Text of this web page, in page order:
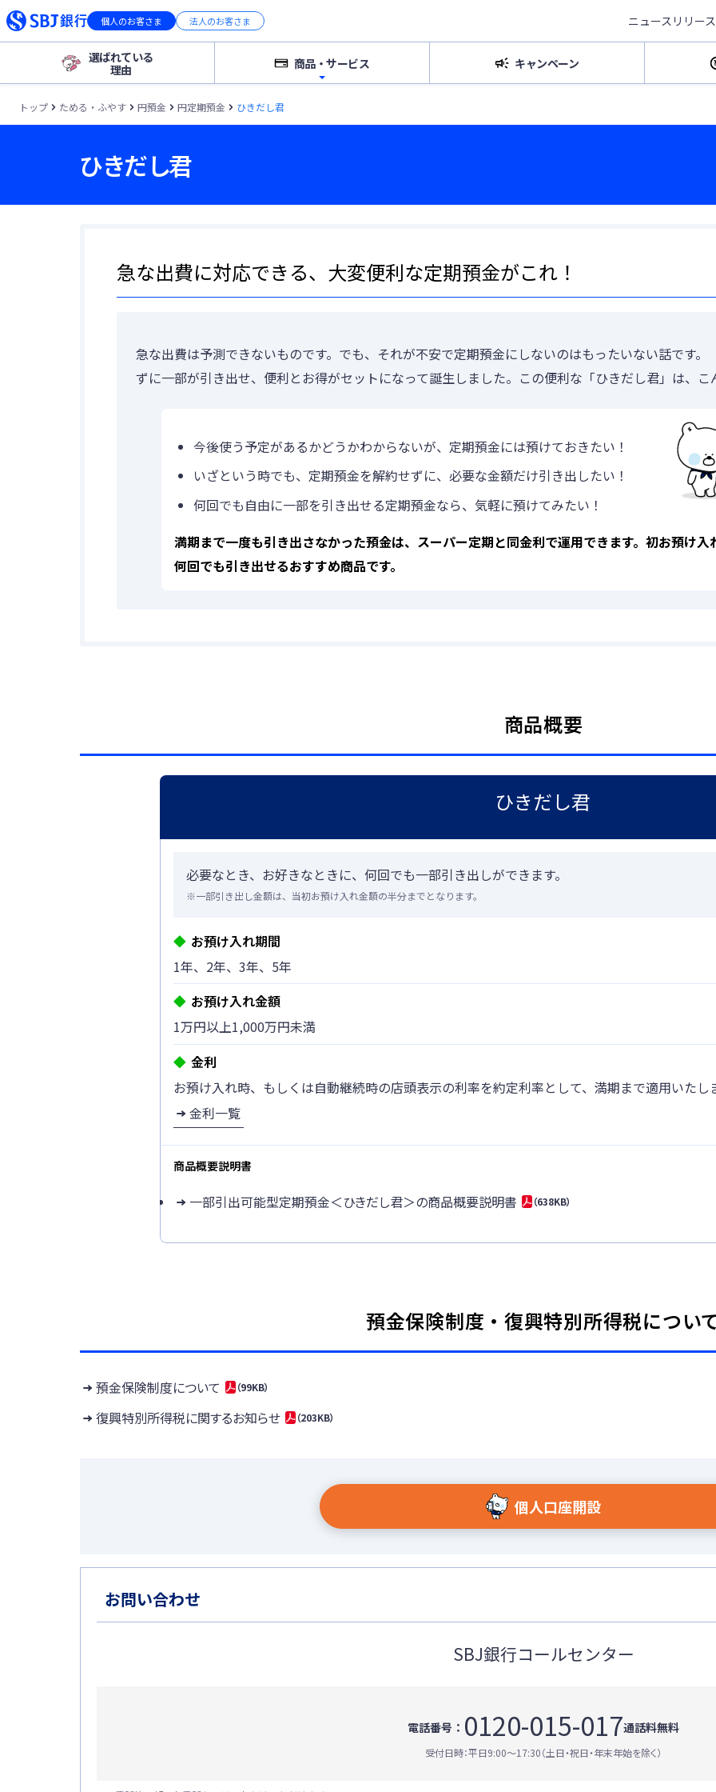
個人のお客さま 法人のお客さま ニュースリリース
選ばれている
理由
商品・サービス
ためる・ふやす
ためる・ふやすトップ
外貨預金
つかう
つかうトップ
各種お手続き
海外送金
かりる ローン商品
キャンペーン
トップ ためる・ふやす 円預金 円定期預金 ひきだし君
ひきだし君
急な出費に対応できる、大変便利な定期預金がこれ！
急な出費は予測できないものです。でも、それが不安で定期預金にしないのはもったいない話です
ずに一部が引き出せ、便利とお得がセットになって誕生しました。この便利な「ひきだし君」は、こ
今後使う予定があるかどうかわからないが、定期預金には預けておきたい！
いざという時でも、定期預金を解約せずに、必要な金額だけ引き出したい！
何回でも自由に一部を引き出せる定期預金なら、気軽に預けてみたい！
満期まで一度も引き出さなかった預金は、スーパー定期と同金利で運用できます。初お預け
何回でも引き出せるおすすめ商品です。
商品概要
ひきだし君
必要なとき、お好きなときに、何回でも一部引き出しができます。
※一部引き出し金額は、当初お預け入れ金額の半分までとなります。
お預け入れ期間
1年、2年、3年、5年
お預け入れ金額
1万円以上1,000万円未満
金利
お預け入れ時、もしくは自動継続時の店頭表示の利率を約定利率として、満期まで適用いたし
金利一覧
商品概要説明書
一部引出可能型定期預金＜ひきだし君＞の商品概要説明書 （638KB）
預金保険制度・復興特別所得税につい
預金保険制度について （99KB）
復興特別所得税に関するお知らせ （203KB）
個人口座開設
お問い合わせ
SBJ銀行コールセンター
電話番号： 0120-015-017通話料無料
受付日時：平日9:00〜17:30（土日・祝日・年末年始を除く）